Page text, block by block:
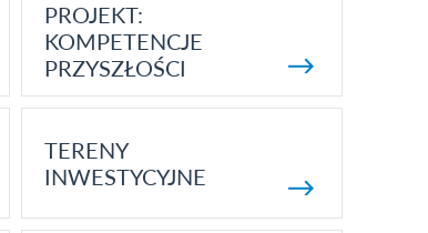
PROJEKT:
KOMPETENCJE
PRZYSZŁOŚCI
TERENY
INWESTYCYJNE